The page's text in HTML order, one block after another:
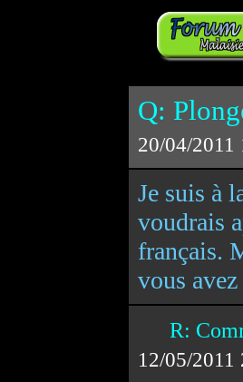
Q:
20/04/2011
Je suis à
voudrais
français.
vous
R:
12/05/2011